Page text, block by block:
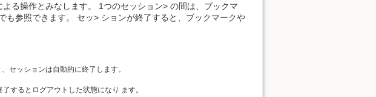
る操作とみなします。 1つのセッション> の間は、ブックマ
も参照できます。 セッ> ションが終了すると、ブックマークや
セッションは自動的に終了します。
するとログアウトした状態になり ます。